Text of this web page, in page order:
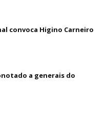
convoca Higino Carneiro
a generais do